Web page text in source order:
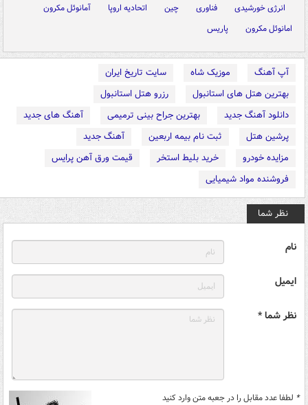
انرژی خورشیدی فناوری چین اتحادیه اروپا
آمانوئل مکرون
امانوئل مکرون
پاریس
آپ آهنگ موزیک شاه
سایت تاریخ ایران
بهترین هتل های استانبول
رزرو هتل استانبول
دانلود آهنگ جدید
بهترین جراح بینی ترمیمی
آهنگ های جدید
پرشین هتل
ثبت نام بیمه اربعین
آهنگ جدید
مزایده خودرو
خرید بلیط استخر
قیمت ورق آهن پرایس
فروشنده مواد شیمیایی
نظر شما
نام
ایمیل
نظر شما *
* لطفا عدد مقابل را در جعبه متن وارد کنید